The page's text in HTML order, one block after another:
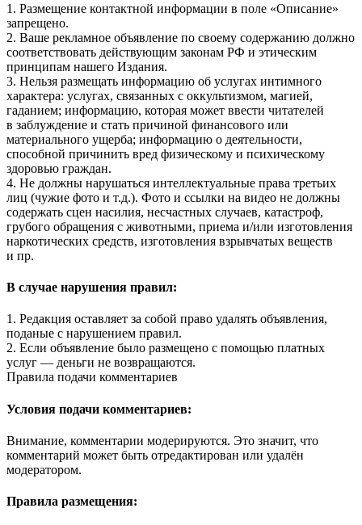
1. Размещение контактной информации в поле «Описание»
запрещено.
2. Ваше рекламное объявление по своему содержанию должно
соответствовать действующим законам РФ и этическим
принципам нашего Издания.
3. Нельзя размещать информацию об услугах интимного
характера: услугах, связанных с оккультизмом, магией,
гаданием; информацию, которая может ввести читателей
в заблуждение и стать причиной финансового или
материального ущерба; информацию о деятельности,
способной причинить вред физическому и психическому
здоровью граждан.
4. Не должны нарушаться интеллектуальные права третьих
лиц (чужие фото и т.д.). Фото и ссылки на видео не должны
содержать сцен насилия, несчастных случаев, катастроф,
грубого обращения с животными, приема и/или изготовления
наркотических средств, изготовления взрывчатых веществ
и пр.
В случае нарушения правил:
1. Редакция оставляет за собой право удалять объявления,
поданые с нарушением правил.
2. Если объявление было размещено с помощью платных
услуг — деньги не возвращаются.
Правила подачи комментариев
Условия подачи комментариев:
Внимание, комментарии модерируются. Это значит, что
комментарий может быть отредактирован или удалён
модератором.
Правила размещения: